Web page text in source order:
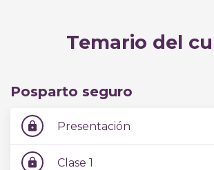
Temario del
Posparto seguro
lock Presentación
lock Clase 1